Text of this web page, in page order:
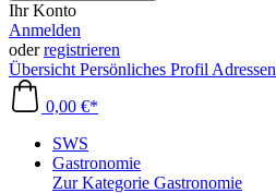
Ihr Konto
Anmelden
oderregistrieren
Übersicht Persönliches Profil Adressen
0,00 €*
SWS
Gastronomie
Zur Kategorie Gastronomie